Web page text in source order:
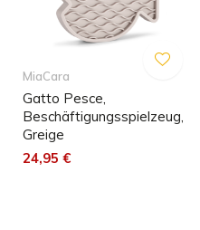
MiaCara
Gatto Pesce,
Beschäftigungsspielzeug,
Greige
24,95 €